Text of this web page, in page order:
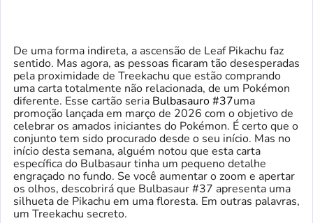
De uma forma indireta, a ascensão de Leaf Pikachu faz
sentido. Mas agora, as pessoas ficaram tão desesperadas
pela proximidade de Treekachu que estão comprando
uma carta totalmente não relacionada, de um Pokémon
diferente. Esse cartão seria Bulbasauro #37uma
promoção lançada em março de 2026 com o objetivo de
celebrar os amados iniciantes do Pokémon. É certo que o
conjunto tem sido procurado desde o seu início. Mas no
início desta semana, alguém notou que esta carta
específica do Bulbasaur tinha um pequeno detalhe
engraçado no fundo. Se você aumentar o zoom e apertar
os olhos, descobrirá que Bulbasaur #37 apresenta uma
silhueta de Pikachu em uma floresta. Em outras palavras,
um Treekachu secreto.